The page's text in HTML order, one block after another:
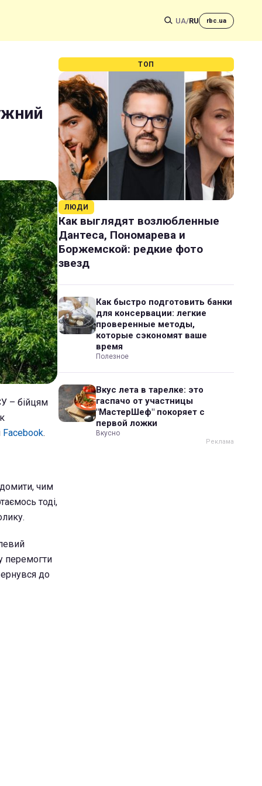
UA/RU rbc.ua
– бійцям
Facebook.
чим
тоді,
перемогти
до
ТОП
ЛЮДИ
Как выглядят возлюбленные
Дантеса, Пономарева и
Боржемской: редкие фото
звезд
Как быстро подготовить банки
для консервации: легкие
проверенные методы,
которые сэкономят ваше
время
Полезное
Вкус лета в тарелке: это
гаспачо от участницы
"МастерШеф" покоряет с
первой ложки
Вкусно